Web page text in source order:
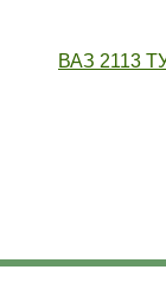
ВАЗ 2113